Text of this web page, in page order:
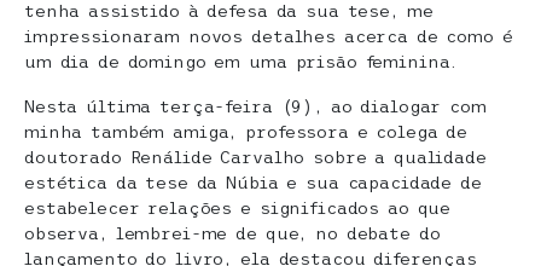
tenha assistido à defesa da sua tese, me
impressionaram novos detalhes acerca de como é
um dia de domingo em uma prisão feminina.
Nesta última terça-feira (9), ao dialogar com
minha também amiga, professora e colega de
doutorado Renálide Carvalho sobre a qualidade
estética da tese da Núbia e sua capacidade de
estabelecer relações e significados ao que
observa, lembrei-me de que, no debate do
lançamento do livro, ela destacou diferenças